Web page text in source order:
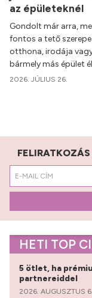
az épületeknél
Gondolt már arra,
fontos a tető
otthona, irodája
bármely más épület
2026. JÚLIUS 26.
HETI TOP
5 ötlet, ha
partnereiddel
2026. AUGUSZTUS 6.